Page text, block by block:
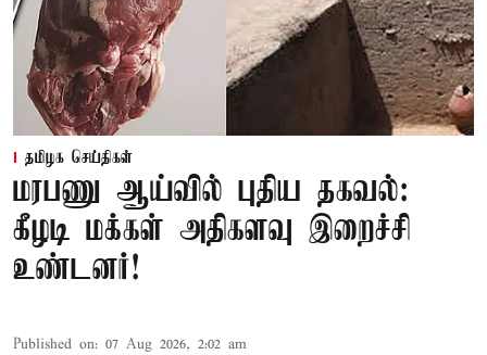
தமிழக செய்திகள்
மரபணு ஆய்வில் புதிய தகவல்:
கீழடி மக்கள் அதிகளவு இறைச்சி
உண்டனர்!
Published on: 07 Aug 2026, 2:02 am